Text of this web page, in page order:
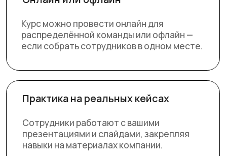
Готовая презентация
по итогам обучения
презентациями и слайдами, закрепляя
навыки на материалах компании.
Каждый участник дорабатывает свою
руководством тренера и получает
готовый инструмент для работы.